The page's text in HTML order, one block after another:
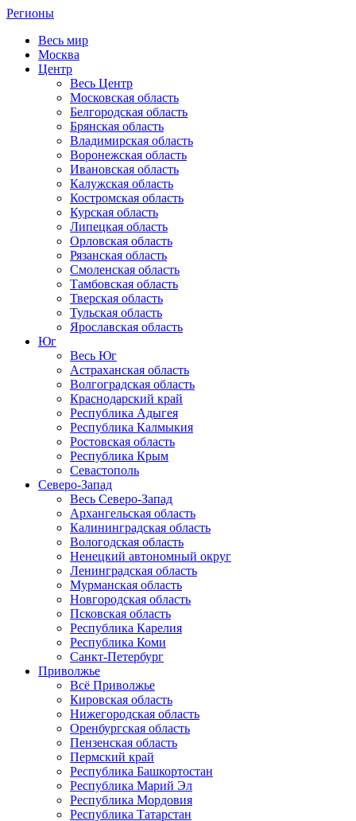
Регионы
Весь мир
Москва
Центр
Весь Центр
Московская область
Белгородская область
Брянская область
Владимирская область
Воронежская область
Ивановская область
Калужская область
Костромская область
Курская область
Липецкая область
Орловская область
Рязанская область
Смоленская область
Тамбовская область
Тверская область
Тульская область
Ярославская область
Юг
Весь Юг
Астраханская область
Волгоградская область
Краснодарский край
Республика Адыгея
Республика Калмыкия
Ростовская область
Республика Крым
Севастополь
Северо-Запад
Весь Северо-Запад
Архангельская область
Калининградская область
Вологодская область
Ненецкий автономный округ
Ленинградская область
Мурманская область
Новгородская область
Псковская область
Республика Карелия
Республика Коми
Санкт-Петербург
Приволжье
Всё Приволжье
Кировская область
Нижегородская область
Оренбургская область
Пензенская область
Пермский край
Республика Башкортостан
Республика Марий Эл
Республика Мордовия
Республика Татарстан